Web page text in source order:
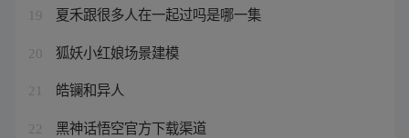
19 夏禾跟很多人在一起过吗是哪一集
20 狐妖小红娘场景建模
21 皓镧和异人
22 黑神话悟空官方下载渠道